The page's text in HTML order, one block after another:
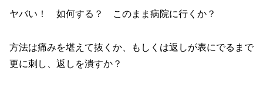
ヤバい！ 如何する？ このまま病院に行くか？
方法は痛みを堪えて抜くか、もしくは返しが表にでるまで
更に刺し、返しを潰すか？